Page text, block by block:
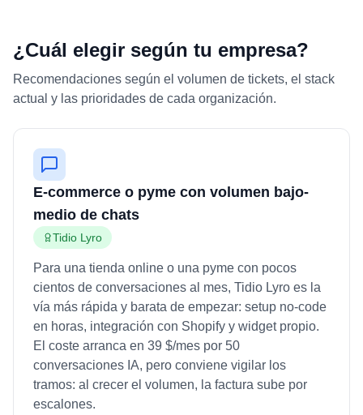
¿Cuál elegir según tu empresa?
Recomendaciones según el volumen de tickets, el stack
actual y las prioridades de cada organización.
E-commerce o pyme con volumen bajo-
medio de chats
Tidio Lyro
Para una tienda online o una pyme con pocos
cientos de conversaciones al mes, Tidio Lyro es la
vía más rápida y barata de empezar: setup no-code
en horas, integración con Shopify y widget propio.
El coste arranca en 39 $/mes por 50
conversaciones IA, pero conviene vigilar los
tramos: al crecer el volumen, la factura sube por
escalones.